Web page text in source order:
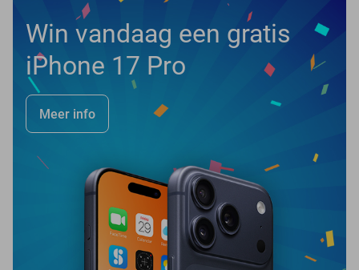
Win vandaag een gratis
iPhone 17 Pro
Meer info